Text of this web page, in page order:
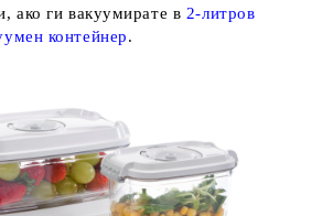
ако ги вакуумирате в 2-литров
контейнер.